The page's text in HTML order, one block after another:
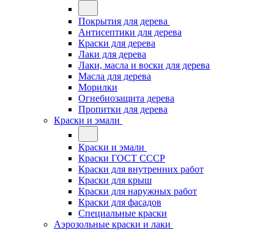
Покрытия для дерева
Антисептики для дерева
Краски для дерева
Лаки для дерева
Лаки, масла и воски для дерева
Масла для дерева
Морилки
Огнебиозащита дерева
Пропитки для дерева
Краски и эмали
Краски и эмали
Краски ГОСТ СССР
Краски для внутренних работ
Краски для крыш
Краски для наружных работ
Краски для фасадов
Специальные краски
Аэрозольные краски и лаки